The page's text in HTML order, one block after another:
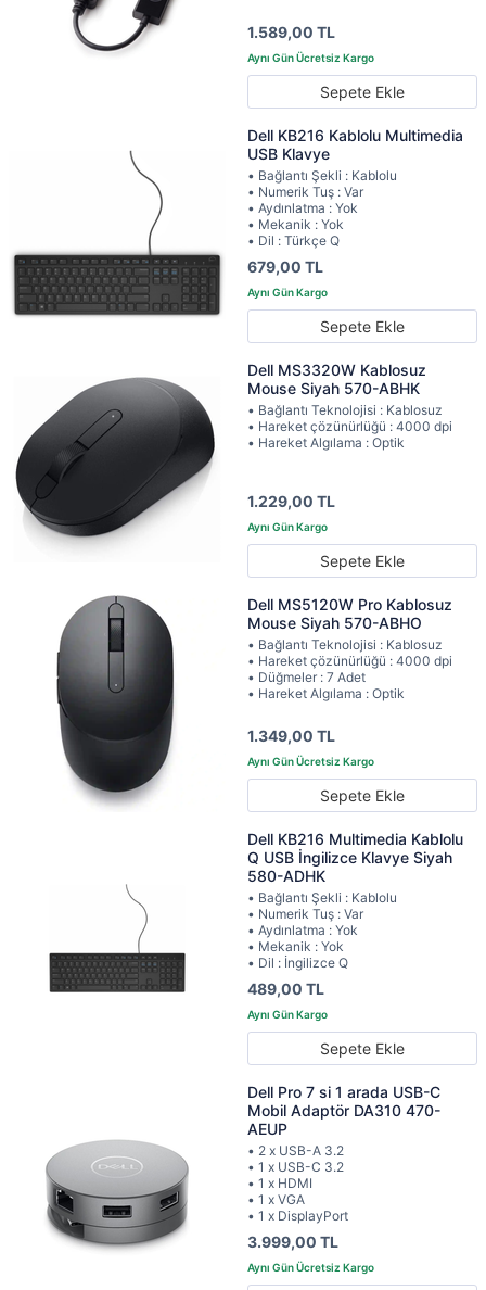
1.589,00 TL
Sepete Ekle
Dell KB216 Kablolu Multimedia
USB Klavye
• Bağlantı Şekli : Kablolu
• Numerik Tuş : Var
• Aydınlatma : Yok
• Mekanik : Yok
• Dil : Türkçe Q
679,00 TL
Sepete Ekle
Dell MS3320W Kablosuz
Mouse Siyah 570-ABHK
• Bağlantı Teknolojisi : Kablosuz
• Hareket çözünürlüğü : 4000 dpi
• Hareket Algılama : Optik
1.229,00 TL
Sepete Ekle
Dell MS5120W Pro Kablosuz
Mouse Siyah 570-ABHO
• Bağlantı Teknolojisi : Kablosuz
• Hareket çözünürlüğü : 4000 dpi
• Düğmeler : 7 Adet
• Hareket Algılama : Optik
1.349,00 TL
Sepete Ekle
Dell KB216 Multimedia Kablolu
Q USB İngilizce Klavye Siyah
580-ADHK
• Bağlantı Şekli : Kablolu
• Numerik Tuş : Var
• Aydınlatma : Yok
• Mekanik : Yok
• Dil : İngilizce Q
489,00 TL
Sepete Ekle
Dell Pro 7 si 1 arada USB-C
Mobil Adaptör DA310 470-
AEUP
• 2 x USB-A 3.2
• 1 x USB-C 3.2
• 1 x HDMI
• 1 x VGA
• 1 x DisplayPort
3.999,00 TL